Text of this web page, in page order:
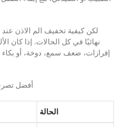
لكن كيفية تخفيف الم الاذن
نهائيًا في كل الحالات. إذا كان
إفرازات، ضعف سمع، دوخة، أو
أفضل
الحالة